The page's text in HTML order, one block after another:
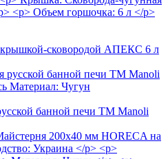
сковородой АПЕКС 6 л
банной печи ТМ Manoli